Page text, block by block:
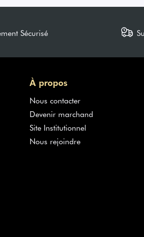
Sécurisé
À propos
Nous contacter
Devenir marchand
Site Institutionnel
Nous rejoindre